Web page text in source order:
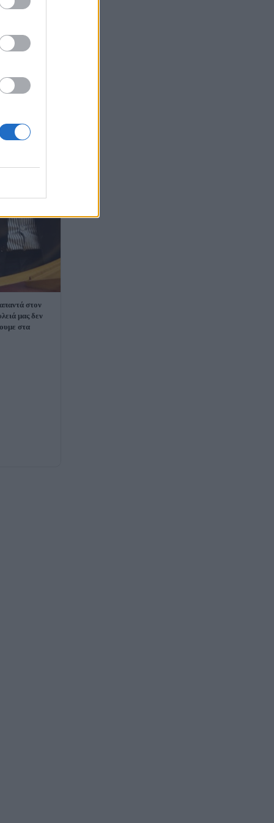
στον
μας δεν
στα